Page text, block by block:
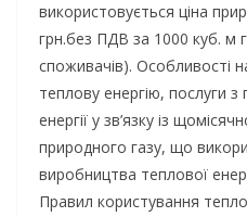
використовується ціна
грн.без ПДВ за 1000 куб. м
споживачів). Особливості
теплову енергію, послуги
енергії у зв’язку із
природного газу, що
виробництва теплової
Правил користування